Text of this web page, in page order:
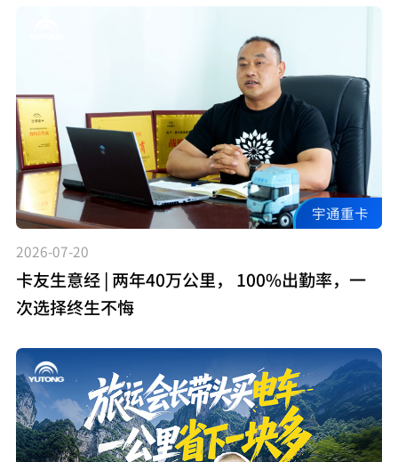
宇通重卡
2026-07-20
卡友生意经 | 两年40万公里， 100%出勤率，一
次选择终生不悔